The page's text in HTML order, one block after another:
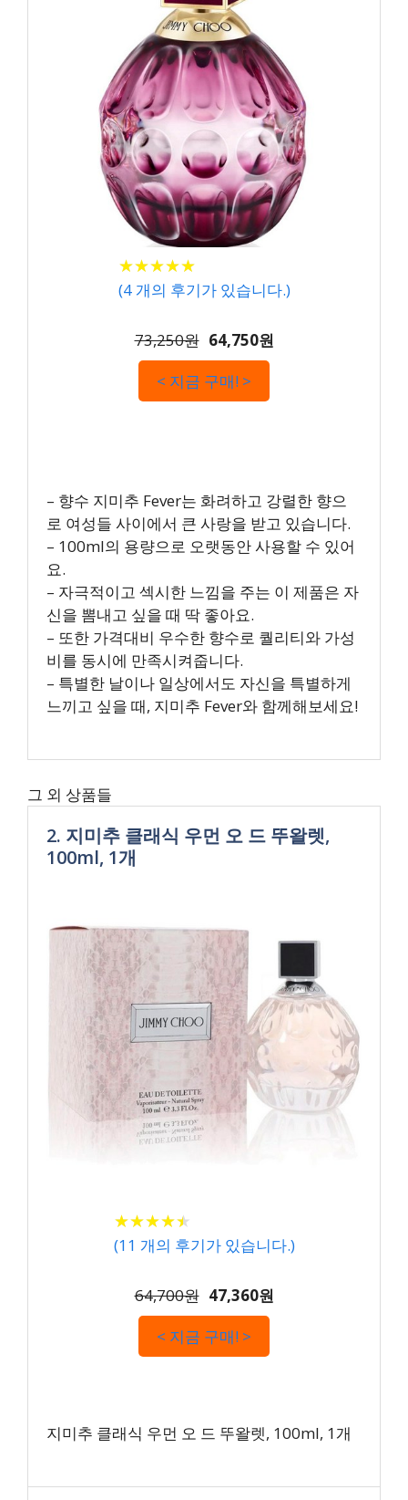
★★★★★
★★★★★
(4개의 후기가 있습니다.)
73,250원 64,750원
< 지금 구매! >
– 향수 지미추 Fever는 화려하고 강렬한 향으
로 여성들 사이에서 큰 사랑을 받고 있습니다.
– 100ml의 용량으로 오랫동안 사용할 수 있어
요.
– 자극적이고 섹시한 느낌을 주는 이 제품은 자
신을 뽐내고 싶을 때 딱 좋아요.
– 또한 가격대비 우수한 향수로 퀄리티와 가성
비를 동시에 만족시켜줍니다.
– 특별한 날이나 일상에서도 자신을 특별하게
느끼고 싶을 때, 지미추 Fever와 함께해보세요!
그 외 상품들
2. 지미추 클래식 우먼 오 드 뚜왈렛,
100ml, 1개
★★★★★
★★★★★
(11 개의 후기가 있습니다.)
64,700원 47,360원
< 지금 구매! >
지미추 클래식 우먼 오 드 뚜왈렛, 100ml, 1개